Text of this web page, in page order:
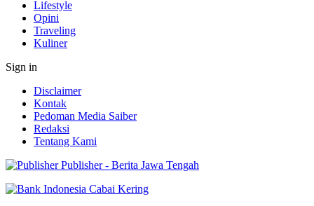
Lifestyle
Opini
Traveling
Kuliner
Sign in
Disclaimer
Kontak
Pedoman Media Saiber
Redaksi
Tentang Kami
Publisher - Berita Jawa Tengah